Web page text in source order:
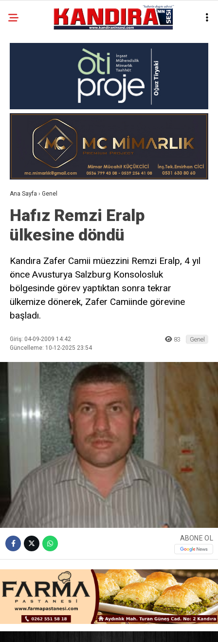
Ana Sayfa › Genel
Hafız Remzi Eralp
ülkesine döndü
Kandıra Zafer Camii müezzini Remzi Eralp, 4 yıl
önce Avusturya Salzburg Konsolosluk
bölgesinde görev yaptıktan sonra tekrar
ülkemize dönerek, Zafer Camiinde görevine
başladı.
Giriş: 04-09-2009 14:42
Güncelleme: 10-12-2025 23:54
83 Genel
ABONE OL